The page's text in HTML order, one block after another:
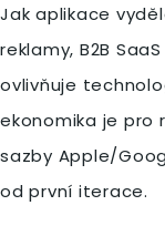
Jak aplikace
reklamy, B2B
ovlivňuje
ekonomika je pro
sazby Apple/
od první iterace.